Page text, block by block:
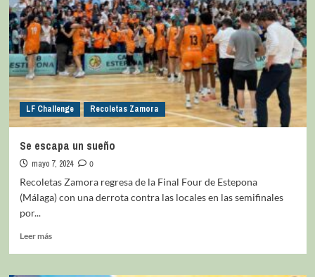
LF Challenge Recoletas Zamora
Se escapa un sueño
mayo 7, 2024
0
Recoletas Zamora regresa de la Final Four de Estepona
(Málaga) con una derrota contra las locales en las semifinales
por...
Leer más